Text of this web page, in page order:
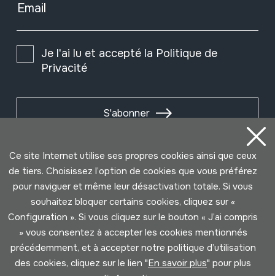
Email
Je l'ai lu et accepté la Politique de
Privacité
S'abonner
Ce site Internet utilise ses propres cookies ainsi que ceux
de tiers. Choisissez l’option de cookies que vous préférez
pour naviguer et même leur désactivation totale. Si vous
souhaitez bloquer certains cookies, cliquez sur «
Configuration ». Si vous cliquez sur le bouton « J’ai compris
» vous consentez à accepter les cookies mentionnés
précédemment, et à accepter notre politique d’utilisation
des cookies, cliquez sur le lien "En savoir plus" pour plus